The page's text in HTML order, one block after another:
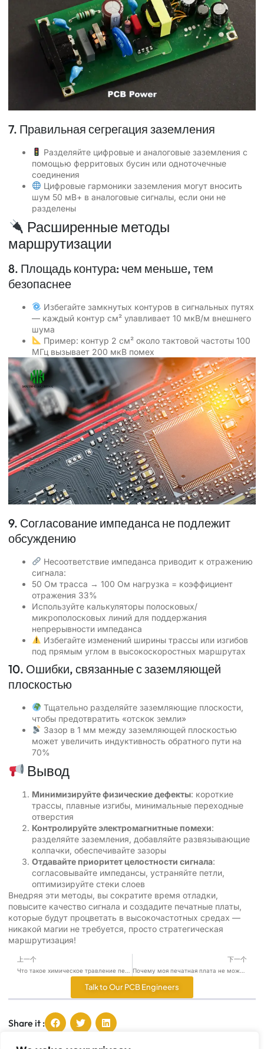
7. Правильная сегрегация заземления
Разделяйте цифровые и аналоговые заземления с
помощью ферритовых бусин или одноточечные
соединения
Цифровые гармоники заземления могут вносить
шум 50 мВ+ в аналоговые сигналы, если они не
разделены
Расширенные методы
маршрутизации
8. Площадь контура: чем меньше, тем
безопаснее
Избегайте замкнутых контуров в сигнальных путях
— каждый контур см² улавливает 10 мкВ/м внешнего
шума
Пример: контур 2 см² около тактовой частоты 100
МГц вызывает 200 мкВ помех
9. Согласование импеданса не подлежит
обсуждению
Несоответствие импеданса приводит к отражению
сигнала:
50 Ом трасса → 100 Ом нагрузка = коэффициент
отражения 33%
Используйте калькуляторы полосковых/
микрополосковых линий для поддержания
непрерывности импеданса
Избегайте изменений ширины трассы или изгибов
под прямым углом в высокоскоростных маршрутах
10. Ошибки, связанные с заземляющей
плоскостью
Тщательно разделяйте заземляющие плоскости,
чтобы предотвратить «отскок земли»
Зазор в 1 мм между заземляющей плоскостью
может увеличить индуктивность обратного пути на
70%
Вывод
Минимизируйте физические дефекты: короткие
трассы, плавные изгибы, минимальные переходные
отверстия
Контролируйте электромагнитные помехи:
разделяйте заземления, добавляйте развязывающие
колпачки, обеспечивайте зазоры
Отдавайте приоритет целостности сигнала:
согласовывайте импедансы, устраняйте петли,
оптимизируйте стеки слоев
Внедряя эти методы, вы сократите время отладки,
повысите качество сигнала и создадите печатные платы,
которые будут процветать в высокочастотных средах —
никакой магии не требуется, просто стратегическая
маршрутизация!
上一个 下一个
Talk to Our PCB Engineers
Share it :